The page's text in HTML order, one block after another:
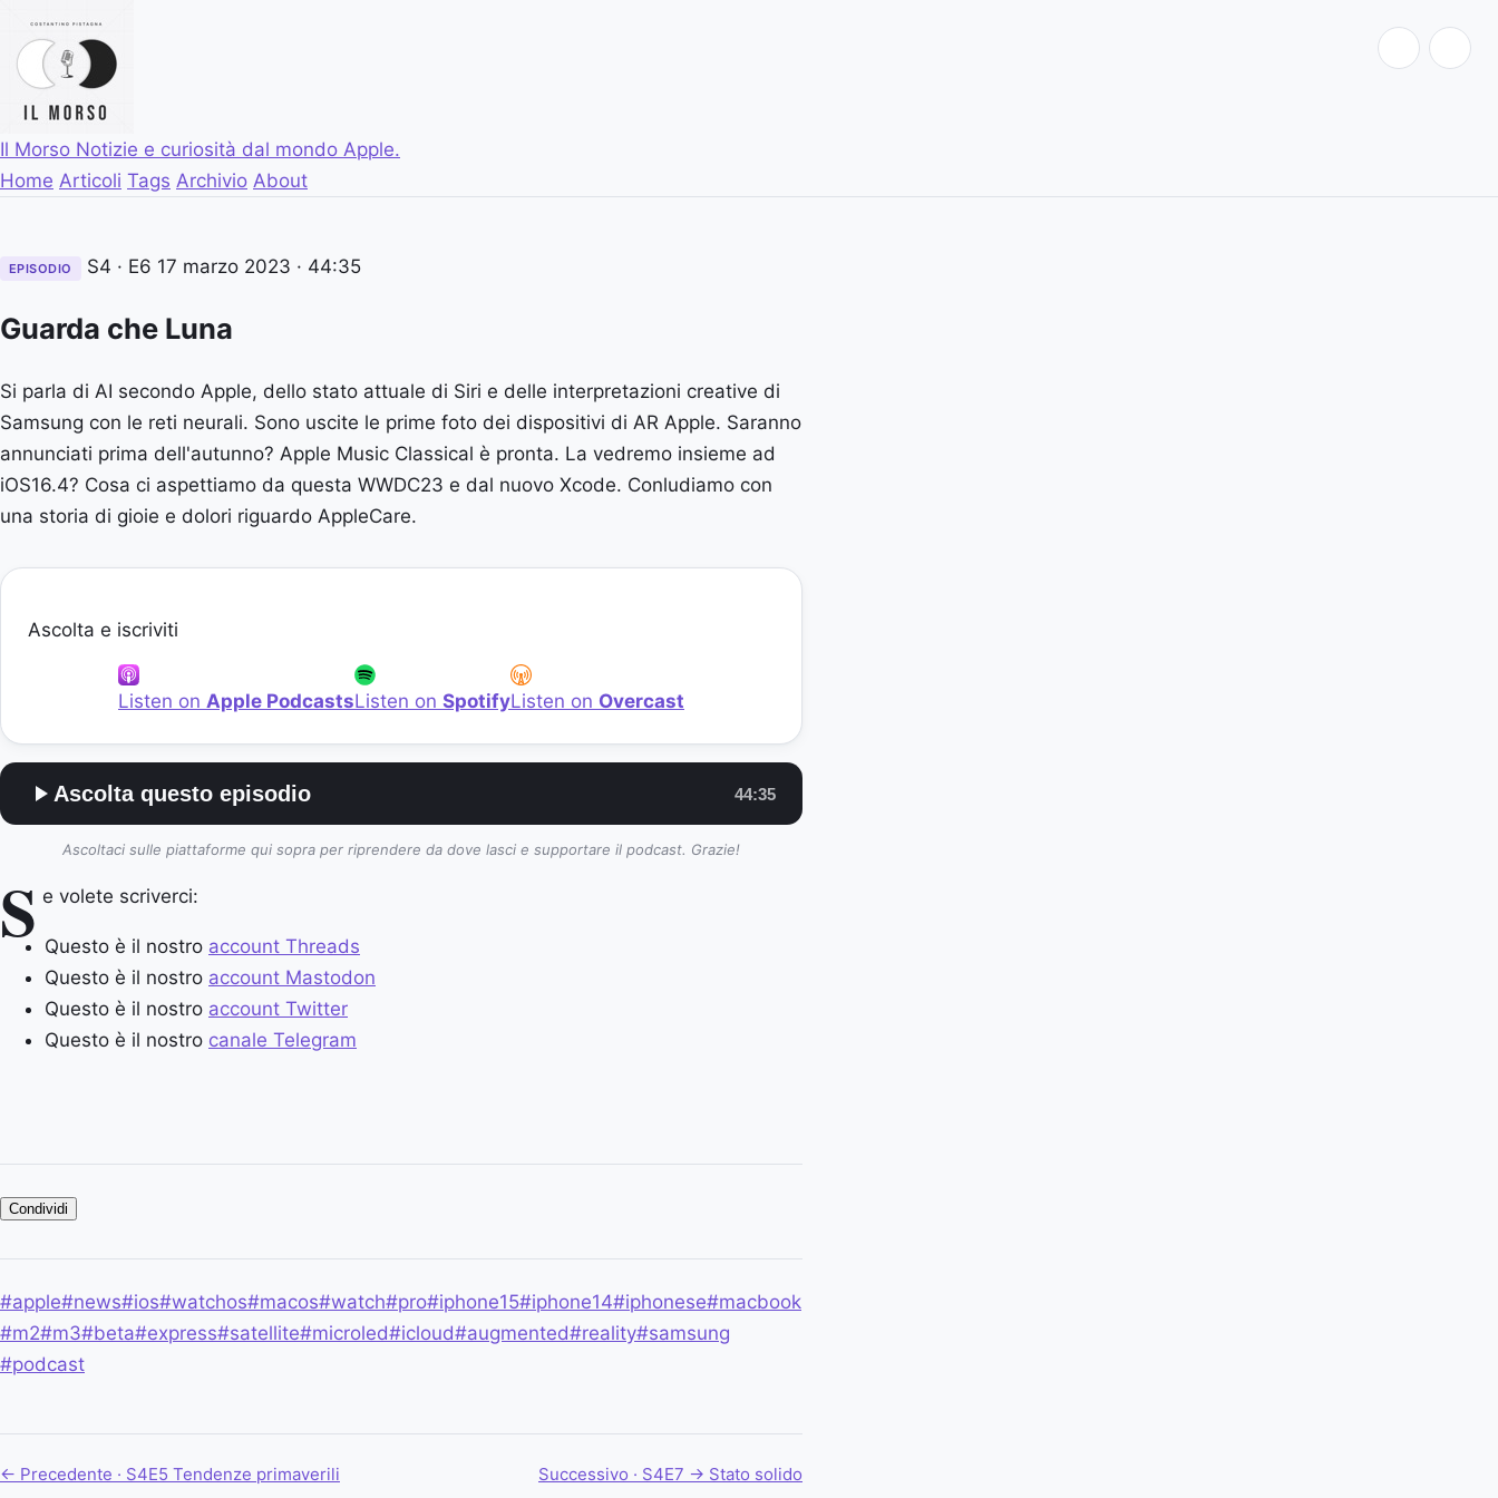
Il Morso Notizie e curiosità dal mondo Apple.
Home Articoli Tags Archivio About
EPISODIO S4 · E6 17 marzo 2023 · 44:35
Guarda che Luna
Si parla di AI secondo Apple, dello stato attuale di Siri e delle interpretazioni creative di
Samsung con le reti neurali. Sono uscite le prime foto dei dispositivi di AR Apple. Saranno
annunciati prima dell'autunno? Apple Music Classical è pronta. La vedremo insieme ad
iOS16.4? Cosa ci aspettiamo da questa WWDC23 e dal nuovo Xcode. Conludiamo con
una storia di gioie e dolori riguardo AppleCare.
Ascolta e iscriviti
Listen on Apple PodcastsListen on SpotifyListen on Overcast
Ascolta questo episodio 44:35
Ascoltaci sulle piattaforme qui sopra per riprendere da dove lasci e supportare il podcast. Grazie!
S e volete scriverci:
Questo è il nostro account Threads
Questo è il nostro account Mastodon
Questo è il nostro account Twitter
Questo è il nostro canale Telegram
Condividi
#apple#news#ios#watchos#macos#watch#pro#iphone15#iphone14#iphonese#macbook
#m2#m3#beta#express#satellite#microled#icloud#augmented#reality#samsung
#podcast
← Precedente · S4E5 Tendenze primaverili Successivo · S4E7 → Stato solido